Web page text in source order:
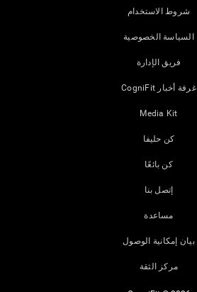
شروط الاستخدام
السياسة الخصوصية
فريق الإدارة
غرفة أخبار CogniFit
Media Kit
كن حليفا
كن بائعًا
إتصل بنا
مساعدة
بيان إمكانية الوصول
مركز الثقة